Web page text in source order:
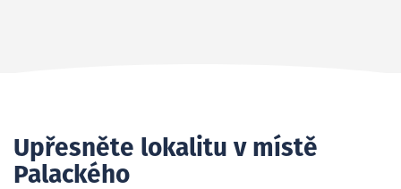
Upřesněte lokalitu v místě
Palackého